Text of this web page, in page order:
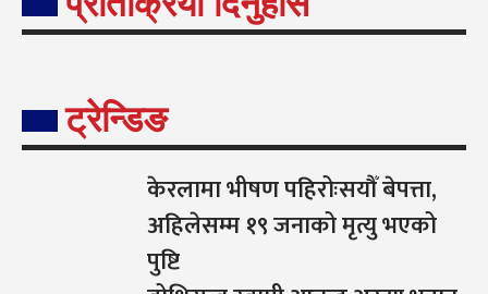
ट्रेन्डिङ
केरलामा भीषण पहिरोःसयौँ बेपत्ता,
अहिलेसम्म १९ जनाको मृत्यु भएको
पुष्टि